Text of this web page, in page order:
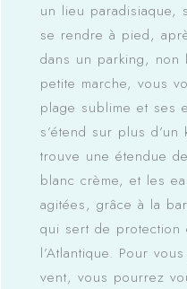
un lieu paradisiaque,
se rendre à pied,
dans un parking,
petite marche, vous
plage sublime et ses
s’étend sur plus
trouve une étendue
blanc crème, et les
agitées, grâce à la
qui sert de protection
l’Atlantique. Pour
vent, vous pourrez